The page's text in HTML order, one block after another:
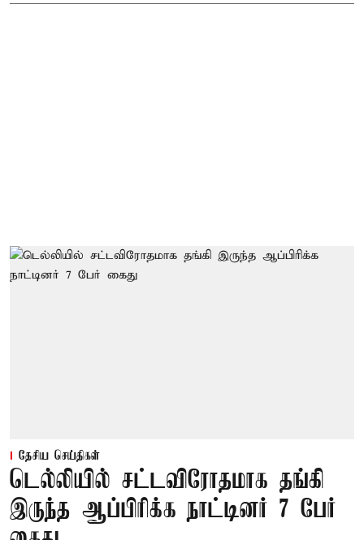
தேசிய செய்திகள்
டெல்லியில் சட்டவிரோதமாக தங்கி
இருந்த ஆப்பிரிக்க நாட்டினர் 7 பேர்